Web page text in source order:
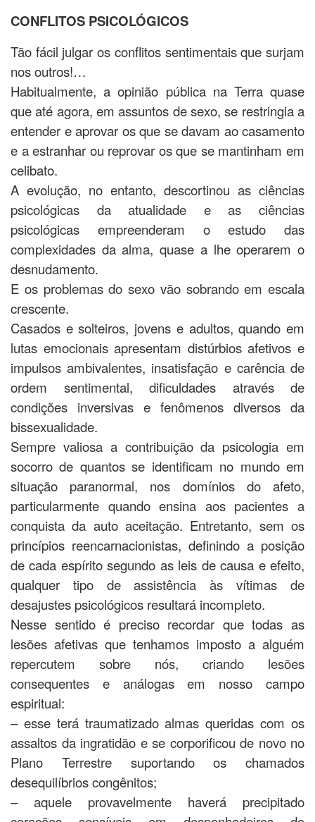
CONFLITOS PSICOLÓGICOS
Tão fácil julgar os conflitos sentimentais que surjam
nos outros!…
Habitualmente, a opinião pública na Terra quase
que até agora, em assuntos de sexo, se restringia a
entender e aprovar os que se davam ao casamento
e a estranhar ou reprovar os que se mantinham em
celibato.
A evolução, no entanto, descortinou as ciências
psicológicas da atualidade e as ciências
psicológicas empreenderam o estudo das
complexidades da alma, quase a lhe operarem o
desnudamento.
E os problemas do sexo vão sobrando em escala
crescente.
Casados e solteiros, jovens e adultos, quando em
lutas emocionais apresentam distúrbios afetivos e
impulsos ambivalentes, insatisfação e carência de
ordem sentimental, dificuldades através de
condições inversivas e fenômenos diversos da
bissexualidade.
Sempre valiosa a contribuição da psicologia em
socorro de quantos se identificam no mundo em
situação paranormal, nos domínios do afeto,
particularmente quando ensina aos pacientes a
conquista da auto aceitação. Entretanto, sem os
princípios reencarnacionistas, definindo a posição
de cada espírito segundo as leis de causa e efeito,
qualquer tipo de assistência às vítimas de
desajustes psicológicos resultará incompleto.
Nesse sentido é preciso recordar que todas as
lesões afetivas que tenhamos imposto a alguém
repercutem sobre nós, criando lesões
consequentes e análogas em nosso campo
espiritual:
– esse terá traumatizado almas queridas com os
assaltos da ingratidão e se corporificou de novo no
Plano Terrestre suportando os chamados
desequilíbrios congênitos;
– aquele provavelmente haverá precipitado